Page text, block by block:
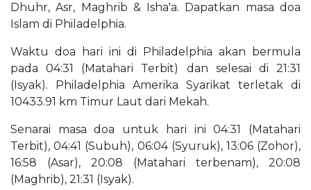
Dhuhr, Asr, Maghrib & Isha'a. Dapatkan masa doa
Islam di Philadelphia.
Waktu doa hari ini di Philadelphia akan bermula
pada 04:31 (Matahari Terbit) dan selesai di 21:31
(Isyak). Philadelphia Amerika Syarikat terletak di
10433.91 km Timur Laut dari Mekah.
Senarai masa doa untuk hari ini 04:31 (Matahari
Terbit), 04:41 (Subuh), 06:04 (Syuruk), 13:06 (Zohor),
16:58 (Asar), 20:08 (Matahari terbenam), 20:08
(Maghrib), 21:31 (Isyak).